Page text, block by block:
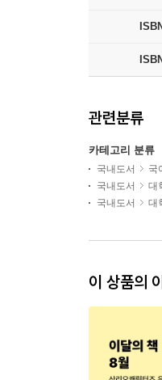
관련분류
카테고리 분류
국내도서 국
국내도서
대
국내도서
대
이 상품의